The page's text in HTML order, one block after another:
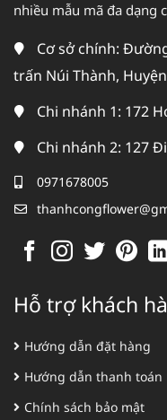
nhiều mẫu mã đa dạng
Cơ sở chính:
trấn Núi Thành,
Chi nhánh 1: 172
Chi nhánh 2: 127
0971678005
Hỗ trợ khách
Hướng dẫn đặt hàng
Hướng dẫn thanh toán
Chính sách bảo mật